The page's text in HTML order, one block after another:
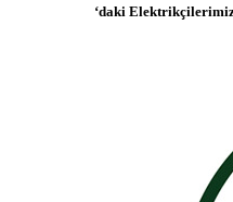
‘daki Elektrikçilerimiz